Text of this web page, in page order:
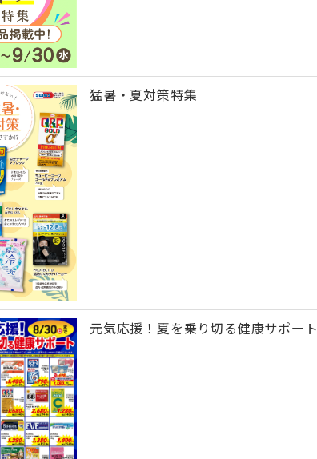
猛暑・夏対策特集
元気応援！夏を乗り切る健康サポート